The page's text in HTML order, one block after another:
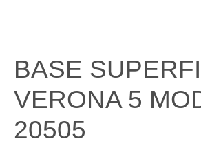
BASE
VERONA 5
20505